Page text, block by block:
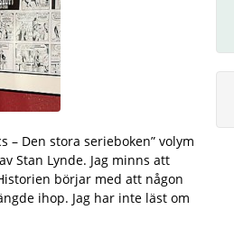
– Den stora serieboken” volym
Stan Lynde. Jag minns att
börjar med att någon
ihop. Jag har inte läst om